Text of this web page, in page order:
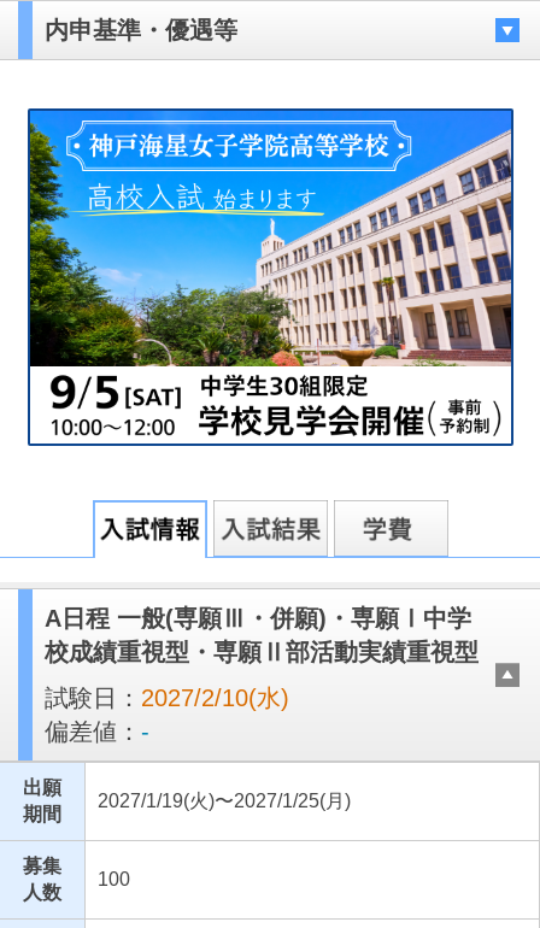
最近見た学校
雲雀丘学園高等学校
ブックマークした学校
ブックマークした学校はありません
内申基準・優遇等
A日程 一般(専願Ⅲ・併願)・専願Ⅰ中学
校成績重視型・専願Ⅱ部活動実績重視型
試験日： 2027/2/10(水)
偏差値： -
出願
期間
2027/1/19(火)〜2027/1/25(月)
募集
人数
100